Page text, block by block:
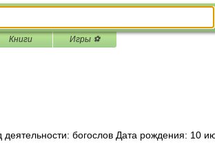
Книги Игры ⚽
богослов Дата рождения: 10